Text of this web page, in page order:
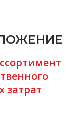
затрат